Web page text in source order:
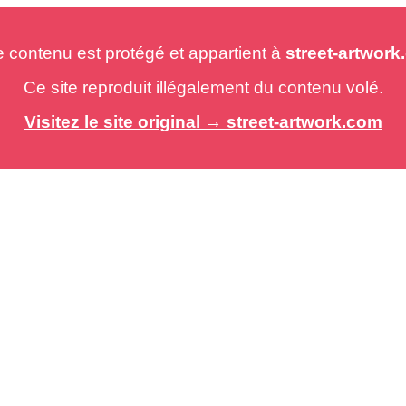
est protégé et appartient à street-
Ce site reproduit illégalement du contenu volé.
Visitez le site original → street-artwork.com